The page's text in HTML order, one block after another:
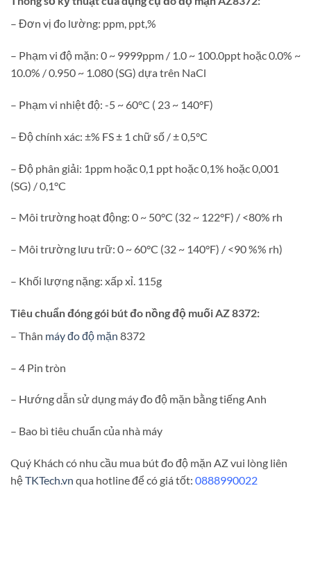
– Đơn vị đo lường: ppm, ppt,%
– Phạm vi độ mặn: 0 ~ 9999ppm / 1.0 ~ 100.0ppt hoặc 0.0% ~
10.0% / 0.950 ~ 1.080 (SG) dựa trên NaCl
– Phạm vi nhiệt độ: -5 ~ 60°C ( 23 ~ 140°F)
– Độ chính xác: ±% FS ± 1 chữ số / ± 0,5°C
– Độ phân giải: 1ppm hoặc 0,1 ppt hoặc 0,1% hoặc 0,001
(SG) / 0,1°C
– Môi trường hoạt động: 0 ~ 50°C (32 ~ 122°F) / <80% rh
– Môi trường lưu trữ: 0 ~ 60°C (32 ~ 140°F) / <90 %% rh)
– Khối lượng nặng: xấp xỉ. 115g
Tiêu chuẩn đóng gói bút đo nồng độ muối AZ 8372:
– Thân máy đo độ mặn 8372
– 4 Pin tròn
– Hướng dẫn sử dụng máy đo độ mặn bằng tiếng Anh
– Bao bì tiêu chuẩn của nhà máy
Quý Khách có nhu cầu mua bút đo độ mặn AZ vui lòng liên
hệTKTech.vn qua hotline để có giá tốt: 0888990022